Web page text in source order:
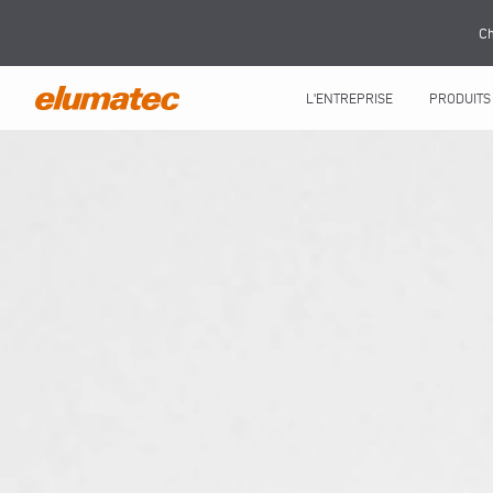
L'ENTREPRISE PRODUITS